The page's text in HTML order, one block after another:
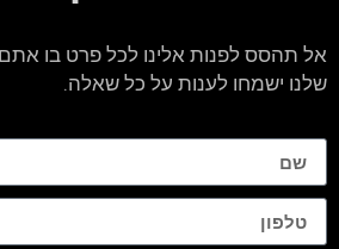
אל תהסס לפנות אלינו לכל פרט בו אתם
שלנו ישמחו לענות על כל שאלה.